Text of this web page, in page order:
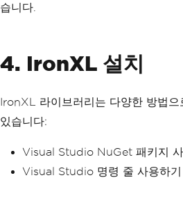
습니다.
4. IronXL 설치
IronXL 라이브러리는 다양한 방법
있습니다:
Visual Studio NuGet 패키지
Visual Studio 명령 줄 사용하기